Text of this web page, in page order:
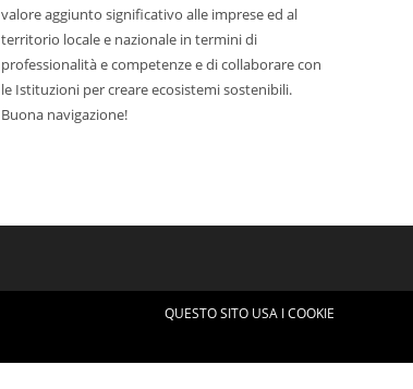
valore aggiunto significativo alle imprese ed al
territorio locale e nazionale in termini di
professionalità e competenze e di collaborare con
le Istituzioni per creare ecosistemi sostenibili.
Buona navigazione!
QUESTO SITO USA I COOKIE